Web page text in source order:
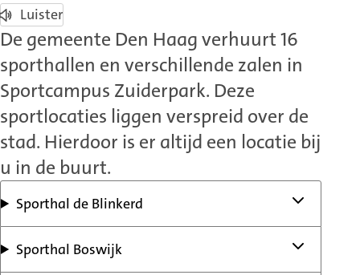
Luister
De gemeente Den Haag verhuurt 16
sporthallen en verschillende zalen in
Sportcampus Zuiderpark. Deze
sportlocaties liggen verspreid over de
stad. Hierdoor is er altijd een locatie bij
u in de buurt.
Sporthal de Blinkerd
Sporthal Boswijk